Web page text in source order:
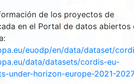
de los proyectos de
en el Portal de datos abiertos
euodp/en/data/dataset/
data/datasets/cordis-eu-
under-horizon-europe-2021-2027
9 264
3543
1556